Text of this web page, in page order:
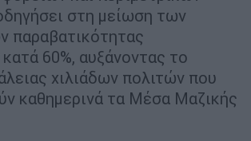
στη μείωση των
παραβατικότητας
60%, αυξάνοντας το
χιλιάδων πολιτών που
καθημερινά τα Μέσα Μαζικής